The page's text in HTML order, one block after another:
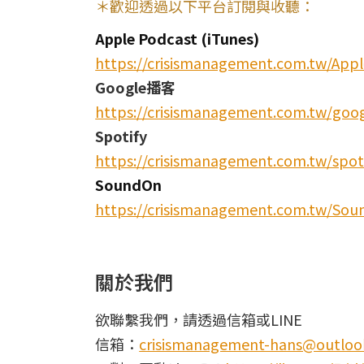
＊歡迎透過以下平台訂閱與收聽：
Apple Podcast (iTunes)
https://crisismanagement.com.tw/
Google播客
https://crisismanagement.com.tw/
Spotify
https://crisismanagement.com.tw/
SoundOn
https://crisismanagement.com.tw/
關於我們
欲聯繫我們，請透過信箱或LINE
信箱： crisismanagement-